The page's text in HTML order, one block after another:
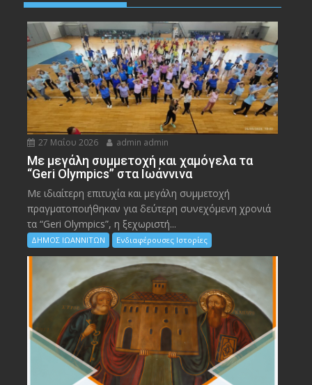
27 Μαΐου 2026 admin admin
Με μεγάλη συμμετοχή και χαμόγελα τα
“Geri Olympics” στα Ιωάννινα
Με ιδιαίτερη επιτυχία και μεγάλη συμμετοχή
πραγματοποιήθηκαν για δεύτερη συνεχόμενη χρονιά
τα “Geri Olympics”, η ξεχωριστή...
ΔΗΜΟΣ ΙΩΑΝΝΙΤΩΝ Ενδιαφέρουσες Ιστορίες